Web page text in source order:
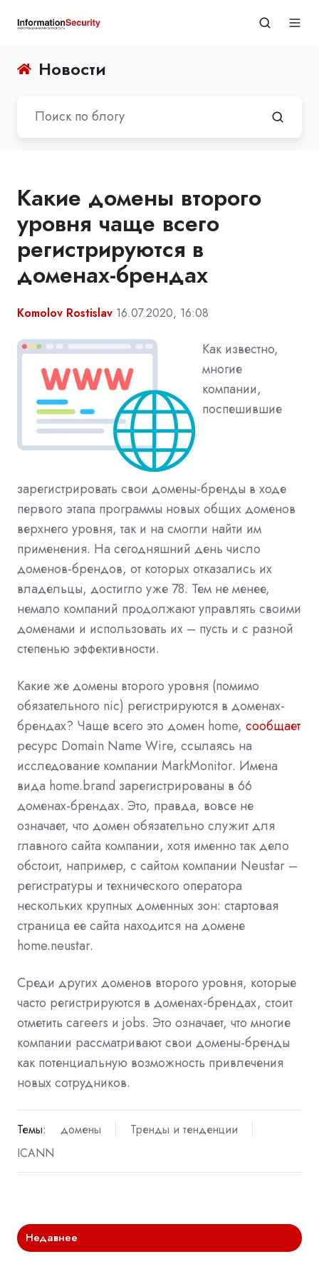
Новости
Какие домены второго
уровня чаще всего
регистрируются в
доменах-брендах
Komolov Rostislav 16.07.2020, 16:08
Как известно,
многие
компании,
поспешившие
зарегистрировать свои домены-бренды в ходе
первого этапа программы новых общих доменов
верхнего уровня, так и на смогли найти им
применения. На сегодняшний день число
доменов-брендов, от которых отказались их
владельцы, достигло уже 78. Тем не менее,
немало компаний продолжают управлять своими
доменами и использовать их – пусть и с разной
степенью эффективности.
Какие же домены второго уровня (помимо
обязательного nic) регистрируются в доменах-
брендах? Чаще всего это домен home, сообщает
ресурс Domain Name Wire, ссылаясь на
исследование компании MarkMonitor. Имена
вида home.brand зарегистрированы в 66
доменах-брендах. Это, правда, вовсе не
означает, что домен обязательно служит для
главного сайта компании, хотя именно так дело
обстоит, например, с сайтом компании Neustar –
регистратуры и технического оператора
нескольких крупных доменных зон: стартовая
страница ее сайта находится на домене
home.neustar.
Среди других доменов второго уровня, которые
часто регистрируются в доменах-брендах, стоит
отметить careers и jobs. Это означает, что многие
компании рассматривают свои домены-бренды
как потенциальную возможность привлечения
новых сотрудников.
Темы: домены
Тренды и тенденции
ICANN
Недавнее